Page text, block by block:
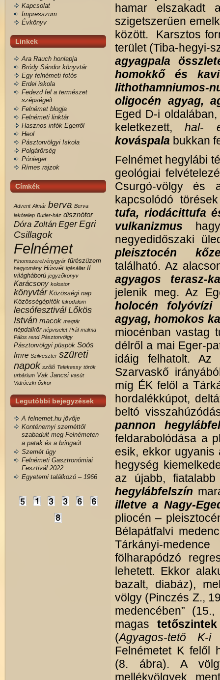
Kapcsolat
Impresszum
Évkönyv
Linkek
Ara Rauch honlapja
Bródy Sándor könyvtár
Egy felnémeti fotós
Erdei iskola
Fedezd fel a természet
szépségeit
Felnémet blogja
Felnémeti linktár
Hasznos infók Egerről
Heol
Pásztorvölgyi Iskola
Polgárőrség
Pónieger
Rímes rajzok
Címkék
Advent Almár berva Berva
lakótelep Butler-ház disznótor
Dóra Zoltán Eger Egri
Csillagok
Felnémet
Finomszerelvénygyár fűrészüzem
hagyomány Húsvét igásállat II.
világháború jegyzőkönyv
Karácsony kolostor
könyvtár Közösségi nap
Közösségépítők lakodalom
lecsófesztivál Lőkös
István macok magtár
népdalkör népviselet Práf malma
Pálos rend Pásztorvölgy
Pásztorvölgyi püspök Soós
Imre Szilveszter szüreti
napok szőlő Telekessy török
urbárium Vak Jancsi vasút
Vidróczki őskor
Legutóbbi bejegyzések
A felnemet.hu jövője
Konténernyi szeméttől
szabadult meg Felnémeten
a patak és a bringaút
Szemét ügy
Felnémeti Gasztronómiai
Fesztivál 2022
Egyetemi találkozó – 1966
hamar elszakadt
szigetszerűen
között. Karsztos
terület (Tiba-hegyi-
agyagpala
homokkő és
oligocén agyag,
Eged D-i
keletkezett,hal-
kováspala bukkan
Felnémet hegylábi
geológiai
Csurgó-völgy és
kapcsolódó
tufa, riodácittufa
vulkanizmus
negyedidőszaki
pleisztocén
található. Az
agyagos terasz-
jelenik meg. Az
holocén
folyóvízi
agyag, homokos
miocénban vastag
délről a mai Eger-
idáig felhatolt. Az
Szarvaskő
míg ÉK felől a
hordalékkúpot,
beltó
pannon
feldarabolódása a
esik, ekkor ugyanis
hegység
az újabb,
hegylábfelszín
illetve a Nagy-
pliocén –
Bélapátfalvi
Tárkányi-
fölharapódzó
lehetett. Ekkor
bazalt, diabáz),
völgy (Pinczés Z.,
medencében”
magas
(Agyagos-tető K-i
Felnémetet K felől
(8. ábra). A
mellékvölgyek